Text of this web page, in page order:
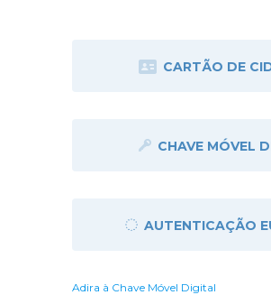
CARTÃO DE
CHAVE MÓVEL
AUTENTICAÇÃO
Adira à Chave Móvel Digital